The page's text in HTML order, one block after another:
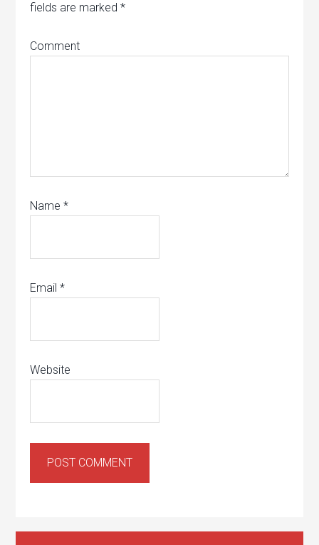
fields are marked*
Comment
Name*
Email*
Website